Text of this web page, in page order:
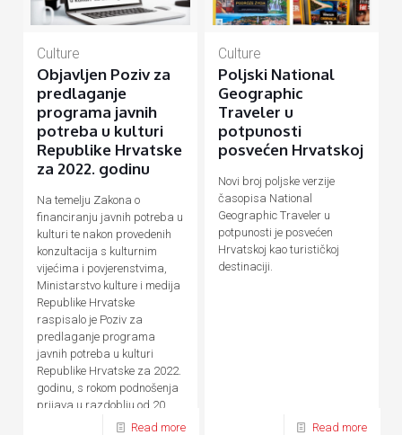
Culture
Objavljen Poziv za
predlaganje
programa javnih
potreba u kulturi
Republike Hrvatske
za 2022. godinu
Na temelju Zakona o
financiranju javnih potreba u
kulturi te nakon provedenih
konzultacija s kulturnim
vijećima i povjerenstvima,
Ministarstvo kulture i medija
Republike Hrvatske
raspisalo je Poziv za
predlaganje programa
javnih potreba u kulturi
Republike Hrvatske za 2022.
godinu, s rokom podnošenja
prijava u razdoblju od 20.
rujna do 20. listopada 2021.
Read more
Culture
Poljski National
Geographic
Traveler u
potpunosti
posvećen Hrvatskoj
Novi broj poljske verzije
časopisa National
Geographic Traveler u
potpunosti je posvećen
Hrvatskoj kao turističkoj
destinaciji.
Read more